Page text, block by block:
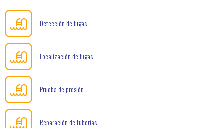
Detección de fugas
Localización de fugas
Prueba de presión
Reparación de tuberías